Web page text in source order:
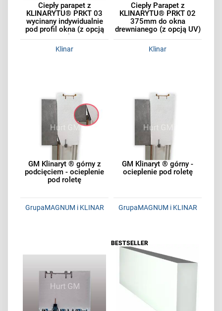
Ciepły parapet z
KLINARYTU® PRKT 03
wycinany indywidualnie
pod profil okna (z opcją
UV)
Klinar
Ciepły Parapet z
KLINARYTU® PRKT 02
375mm do okna
drewnianego (z opcją UV)
Klinar
GM Klinaryt ® górny z
podcięciem - ocieplenie
pod roletę
GrupaMAGNUM i KLINAR
GM Klinaryt ® górny -
ocieplenie pod roletę
GrupaMAGNUM i KLINAR
BESTSELLER